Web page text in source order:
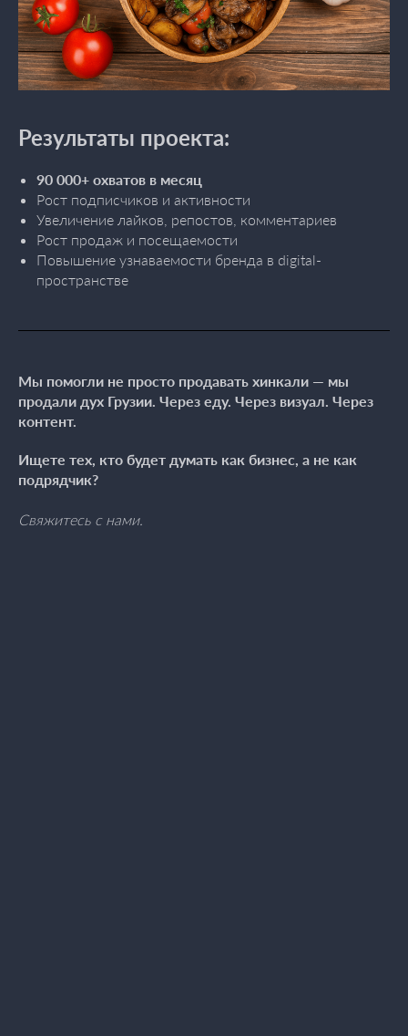
Результаты проекта:
90 000+ охватов в месяц
Рост подписчиков и активности
Увеличение лайков, репостов, комментариев
Рост продаж и посещаемости
Повышение узнаваемости бренда в digital-
пространстве
Мы помогли не просто продавать хинкали — мы
продали дух Грузии. Через еду. Через визуал. Через
контент.
Ищете тех, кто будет думать как бизнес, а не как
подрядчик?
Свяжитесь с нами.